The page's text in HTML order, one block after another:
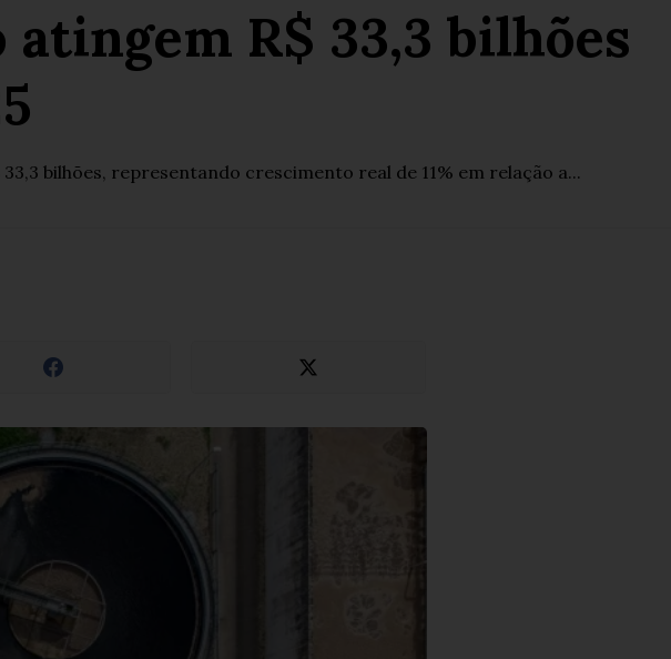
R$ 33,3 bilhões
bilhões, representando crescimento real de 11% em relação a...